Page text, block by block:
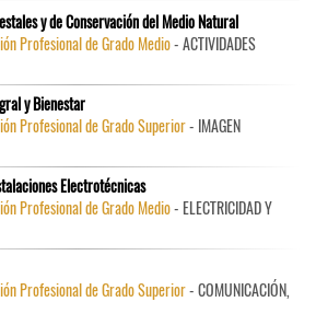
y de Conservación del Medio Natural
Profesional de Grado Medio- ACTIVIDADES
y Bienestar
Profesional de Grado Superior- IMAGEN
Electrotécnicas
Profesional de Grado Medio- ELECTRICIDAD Y
Profesional de Grado Superior- COMUNICACIÓN,